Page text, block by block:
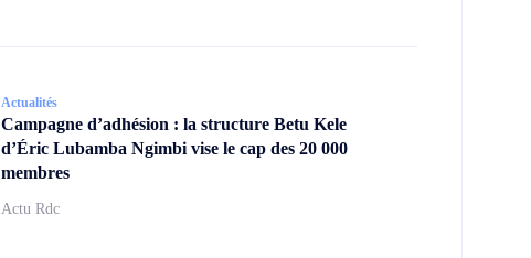
Actualités
Campagne d’adhésion : la structure Betu Kele
d’Éric Lubamba Ngimbi vise le cap des 20 000
membres
Actu Rdc